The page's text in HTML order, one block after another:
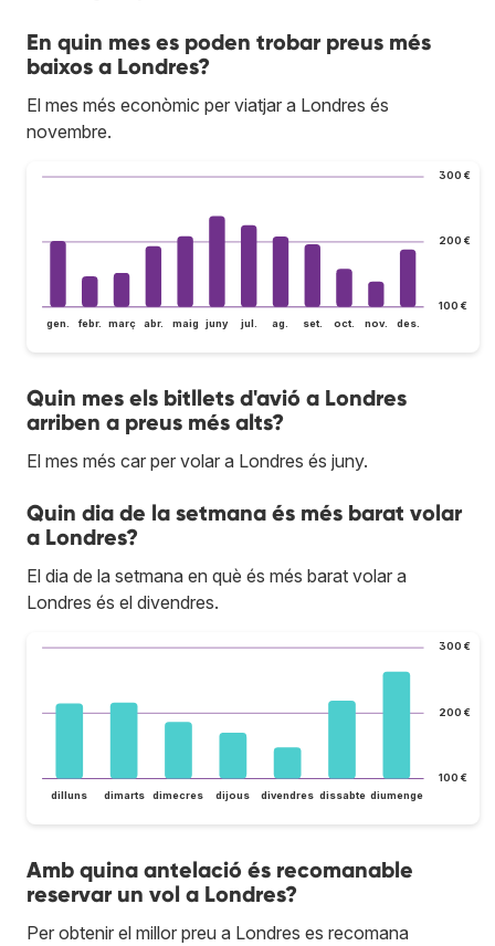
En quin mes es poden trobar preus més
baixos a Londres?
El mes més econòmic per viatjar a Londres és
novembre.
100 €
200 €
300 €
gen. febr. març abr. maig juny jul. ag. set. oct. nov. des.
Quin mes els bitllets d'avió a Londres
arriben a preus més alts?
El mes més car per volar a Londres és juny.
Quin dia de la setmana és més barat volar
a Londres?
El dia de la setmana en què és més barat volar a
Londres és el divendres.
100 €
200 €
300 €
dilluns dimarts dimecres dijous divendres dissabte diumenge
Amb quina antelació és recomanable
reservar un vol a Londres?
Per obtenir el millor preu a Londres es recomana